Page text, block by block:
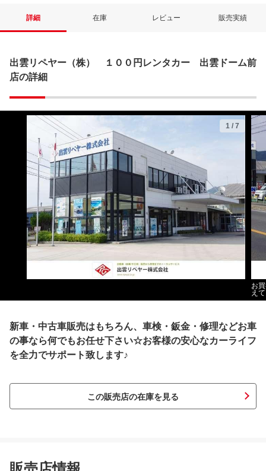
詳細 在庫 レビュー 販売実績
出雲リペヤー（株） １００円レンタカー 出雲ドーム前
店の詳細
1 / 7
お
え
新車・中古車販売はもちろん、車検・鈑金・修理などお車
の事なら何でもお任せ下さい☆お客様の安心なカーライフ
を全力でサポート致します♪
この販売店の在庫を見る